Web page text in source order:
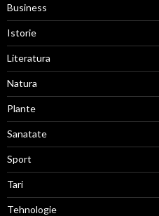
Business
Istorie
Literatura
Natura
Plante
Sanatate
Sport
Tari
Tehnologie